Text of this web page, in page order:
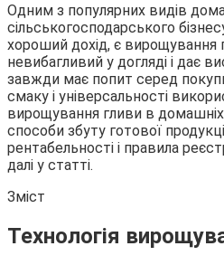
Одним з популярних видів
сільськогосподарського
хороший дохід, є вирощування
невибагливий у догляді і дає
завжди має попит серед
смаку і універсальності
вирощування гливи в
способи збуту готової
рентабельності і правила
далі у статті.
Зміст
Технологія